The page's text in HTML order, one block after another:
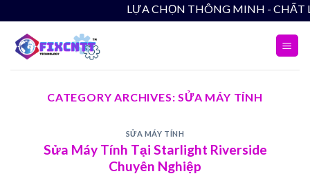
to
content
LỰA CHỌN THÔNG MINH - CHẤT LƯỢNG
CATEGORY ARCHIVES:SỬA MÁY TÍNH
SỬA MÁY TÍNH
Sửa Máy Tính Tại Starlight Riverside
Chuyên Nghiệp